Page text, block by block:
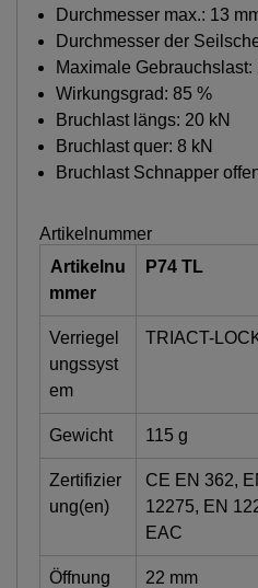
Durchmesser max.: 13
Durchmesser der
Maximale Gebrauchslast:
Wirkungsgrad: 85 %
Bruchlast längs: 20 kN
Bruchlast quer: 8 kN
Bruchlast Schnapper
Artikelnummer
Artikelnu
mmer
P74 TL
Verriegel
ungssyst
em
TRIACT-
Gewicht 115 g
Zertifizier
ung(en)
CE EN 362,
12275, EN
EAC
Öffnung 22 mm